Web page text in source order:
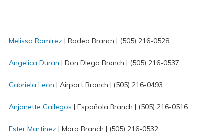
Melissa Ramirez| Rodeo Branch | (505) 216-0528
Angelica Duran | Don Diego Branch | (505) 216-0537
Gabriela Leon | Airport Branch | (505) 216-0493
Anjanette Gallegos | Española Branch | (505) 216-0516
Ester Martinez| Mora Branch | (505) 216-0532